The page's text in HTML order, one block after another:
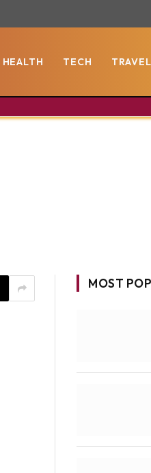
HEALTH TECH TRAVEL
MOST